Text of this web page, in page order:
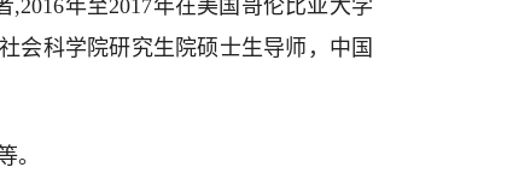
,2016年至2017年在美国哥伦比亚大学
会科学院研究生院硕士生导师，中国
。